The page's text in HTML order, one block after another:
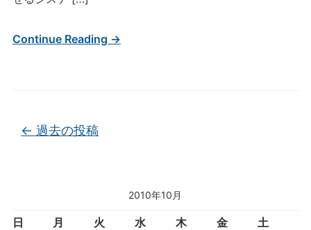
2010年10月
日 月 火 水 木 金
土
Continue Reading →
投稿ナビゲーション
← 過去の投稿